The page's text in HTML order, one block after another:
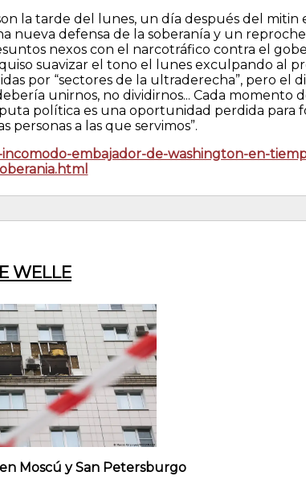
la tarde del lunes, un día después del mitin
nueva defensa de la soberanía y un
nexos con el narcotráfico contra el
suavizar el tono el lunes exculpando al
por “sectores de la ultraderecha”, pero el
unirnos, no dividirnos... Cada momento
política es una oportunidad perdida para
personas a las que servimos”.
embajador-de-washington-en-
WELLE
Moscú y San Petersburgo